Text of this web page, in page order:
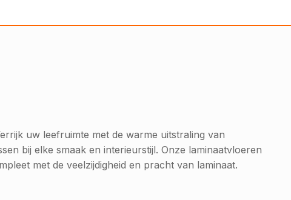
uw leefruimte met de warme uitstraling van
bij elke smaak en interieurstijl. Onze laminaatvloeren
met de veelzijdigheid en pracht van laminaat.